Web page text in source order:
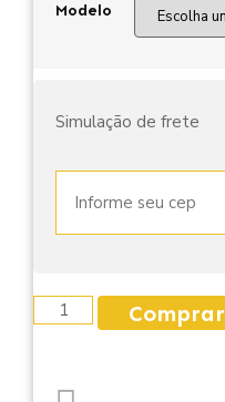
Modelo
Simulação de frete
Comprar